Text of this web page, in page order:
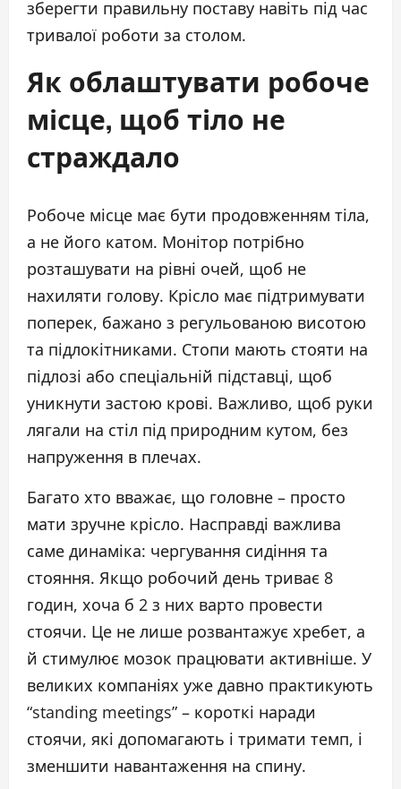
зберегти правильну поставу навіть під час
тривалої роботи за столом.
Як облаштувати робоче
місце, щоб тіло не
страждало
Робоче місце має бути продовженням тіла,
а не його катом. Монітор потрібно
розташувати на рівні очей, щоб не
нахиляти голову. Крісло має підтримувати
поперек, бажано з регульованою висотою
та підлокітниками. Стопи мають стояти на
підлозі або спеціальній підставці, щоб
уникнути застою крові. Важливо, щоб руки
лягали на стіл під природним кутом, без
напруження в плечах.
Багато хто вважає, що головне – просто
мати зручне крісло. Насправді важлива
саме динаміка: чергування сидіння та
стояння. Якщо робочий день триває 8
годин, хоча б 2 з них варто провести
стоячи. Це не лише розвантажує хребет, а
й стимулює мозок працювати активніше. У
великих компаніях уже давно практикують
“standing meetings” – короткі наради
стоячи, які допомагають і тримати темп, і
зменшити навантаження на спину.